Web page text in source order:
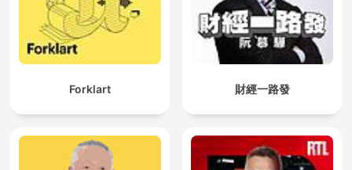
Forklart 財經一路發